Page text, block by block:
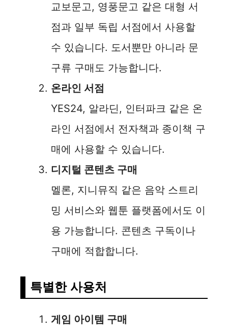
교보문고, 영풍문고 같은 대형 서
점과 일부 독립 서점에서 사용할
수 있습니다. 도서뿐만 아니라 문
구류 구매도 가능합니다.
온라인 서점
YES24, 알라딘, 인터파크 같은 온
라인 서점에서 전자책과 종이책 구
매에 사용할 수 있습니다.
디지털 콘텐츠 구매
멜론, 지니뮤직 같은 음악 스트리
밍 서비스와 웹툰 플랫폼에서도 이
용 가능합니다. 콘텐츠 구독이나
구매에 적합합니다.
특별한 사용처
게임 아이템 구매